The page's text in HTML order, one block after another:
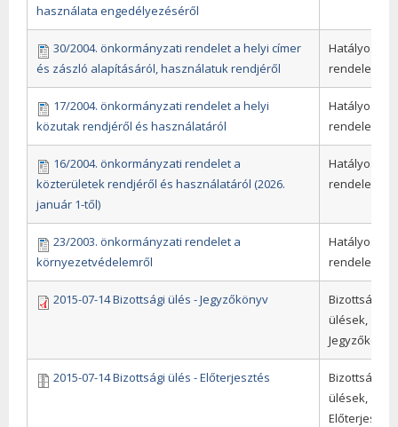
használata engedélyezéséről
30/2004. önkormányzati rendelet a helyi címer
és zászló alapításáról, használatuk rendjéről
Hatályos
rendeletek
17/2004. önkormányzati rendelet a helyi
közutak rendjéről és használatáról
Hatályos
rendeletek
16/2004. önkormányzati rendelet a
közterületek rendjéről és használatáról (2026.
január 1-től)
Hatályos
rendeletek
23/2003. önkormányzati rendelet a
környezetvédelemről
Hatályos
rendeletek
2015-07-14 Bizottsági ülés - Jegyzőkönyv
Bizottsági
ülések,
2015-07-14 Bizottsági ülés - Előterjesztés
Bizottsági
ülések,